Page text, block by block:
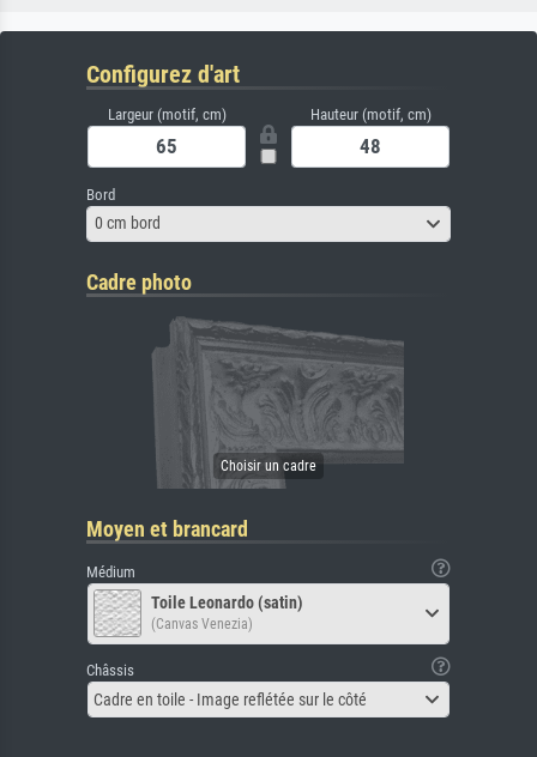
Configurez d'art
Largeur (motif, cm) Hauteur (motif, cm)
Bord
0 cm bord
Cadre photo
Moyen et brancard
Médium
Toile Leonardo (satin)
(Canvas Venezia)
Châssis
Cadre en toile - Image reflétée sur le côté